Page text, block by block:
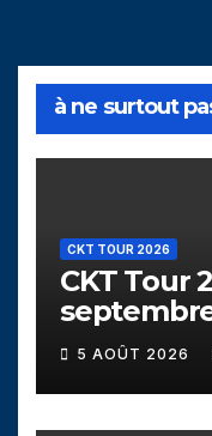
à ne surtout
CKT TOUR 2026
CKT Tour
5 AOÛT 2026